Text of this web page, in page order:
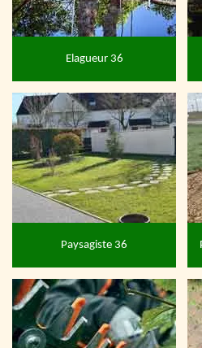
Elagueur 36
Paysagiste 36